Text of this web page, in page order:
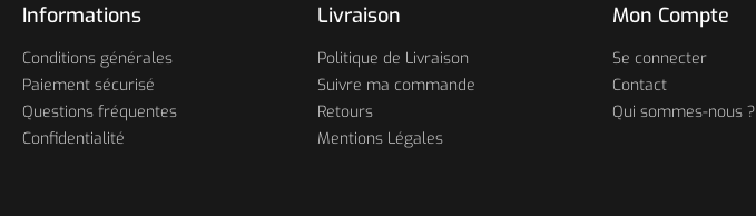
Informations
Conditions générales
Paiement sécurisé
Questions fréquentes
Confidentialité
Livraison
Politique de Livraison
Suivre ma commande
Retours
Mentions Légales
Mon Compte
Se connecter
Contact
Qui sommes-nous ?